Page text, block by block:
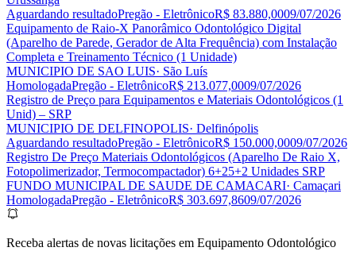
Aguardando resultadoPregão - EletrônicoR$ 83.880,0009/07/2026
Equipamento de Raio-X Panorâmico Odontológico Digital
(Aparelho de Parede, Gerador de Alta Frequência) com Instalação
Completa e Treinamento Técnico (1 Unidade)
MUNICIPIO DE SAO LUIS· São Luís
HomologadaPregão - EletrônicoR$ 213.077,0009/07/2026
Registro de Preço para Equipamentos e Materiais Odontológicos (1
Unid) – SRP
MUNICIPIO DE DELFINOPOLIS· Delfinópolis
Aguardando resultadoPregão - EletrônicoR$ 150.000,0009/07/2026
Registro De Preço Materiais Odontológicos (Aparelho De Raio X,
Fotopolimerizador, Termocompactador) 6+25+2 Unidades SRP
FUNDO MUNICIPAL DE SAUDE DE CAMACARI· Camaçari
HomologadaPregão - EletrônicoR$ 303.697,8609/07/2026
Receba alertas de novas licitações em Equipamento Odontológico